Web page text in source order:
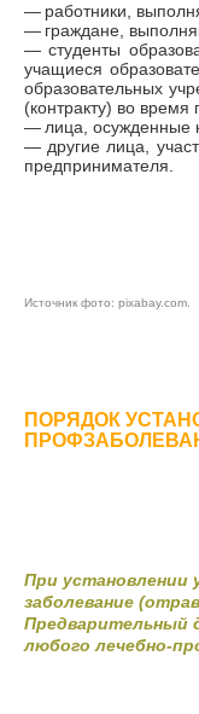
— работники,
— граждане,
— студенты
учащиеся
образовательных
(контракту) во время
—лица, осужденные
— другие лица,
предпринимателя.
Источник фото: pixabay.com.
ПОРЯДОК
При установлении
заболевание
Предварительный
любого лечебно-